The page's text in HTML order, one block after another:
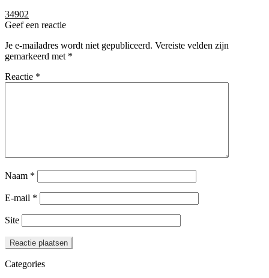
Bericht
navigatie
Vorig
bericht:
34902
Geef een reactie
Je e-mailadres wordt niet gepubliceerd. Vereiste velden zijn
gemarkeerd met *
Reactie *
Naam *
E-mail *
Site
Categories